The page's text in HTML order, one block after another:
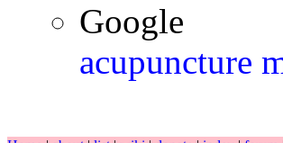
Google
acupuncture